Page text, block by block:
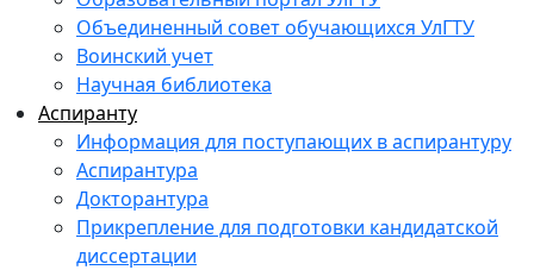
Объединенный совет обучающихся УлГТУ
Воинский учет
Научная библиотека
Аспиранту
Информация для поступающих в аспирантуру
Аспирантура
Докторантура
Прикрепление для подготовки кандидатской
диссертации